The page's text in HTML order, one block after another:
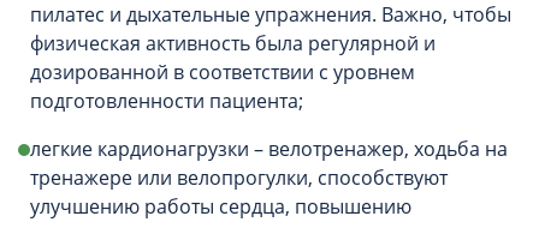
пилатес и дыхательные упражнения. Важно, чтобы
физическая активность была регулярной и
дозированной в соответствии с уровнем
подготовленности пациента;
легкие кардионагрузки – велотренажер, ходьба на
тренажере или велопрогулки, способствуют
улучшению работы сердца, повышению